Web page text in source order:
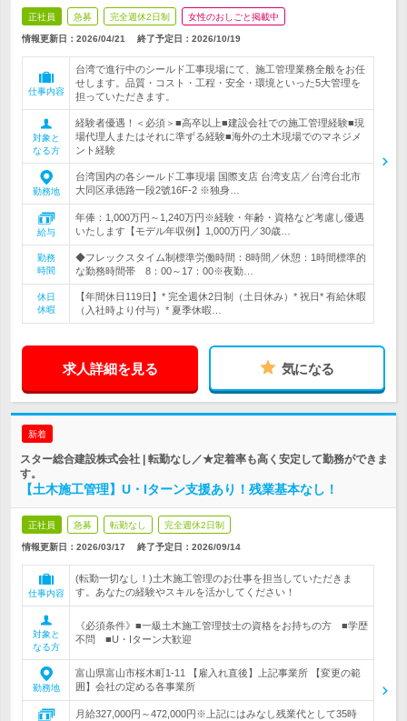
正社員 急募 完全週休2日制 女性のおしごと掲載中
情報更新日：2026/04/21 終了予定日： 2026/10/19
仕事内容
台湾で進行中のシールド工事現場にて、施工管理業務全般をお任
せします。品質・コスト・工程・安全・環境といった5大管理を
担っていただきます。
対象と
なる方
経験者優遇！＜必須＞■高卒以上■建設会社での施工管理経験■現
場代理人またはそれに準ずる経験■海外の土木現場でのマネジメ
ント経験
勤務地
台湾国内の各シールド工事現場 国際支店 台湾支店／台湾台北市
大同区承徳路一段2號16F-2 ※独身…
給与
年俸：1,000万円～1,240万円※経験・年齢・資格など考慮し優遇
いたします【モデル年収例】1,000万円／30歳…
勤務
時間
◆フレックスタイム制標準労働時間：8時間／休憩：1時間標準的
な勤務時間帯 8：00～17：00※夜勤…
休日
休暇
【年間休日119日】* 完全週休2日制（土日休み）* 祝日* 有給休暇
（入社時より付与）* 夏季休暇…
求人詳細を見る 気になる
新着
スター総合建設株式会社 | 転勤なし／★定着率も高く安定して勤務ができま
す。
【土木施工管理】U・Iターン支援あり！残業基本なし！
正社員 急募 転勤なし 完全週休2日制
情報更新日：2026/03/17 終了予定日： 2026/09/14
仕事内容
(転勤一切なし！)土木施工管理のお仕事を担当していただきま
す。あなたの経験やスキルを活かしてください！
対象と
なる方
《必須条件》■一級土木施工管理技士の資格をお持ちの方 ■学歴
不問 ■U・Iターン大歓迎
勤務地
富山県富山市桜木町1-11 【雇入れ直後】上記事業所 【変更の範
囲】会社の定める各事業所
月給327,000円～472,000円※上記にはみなし残業代として35時